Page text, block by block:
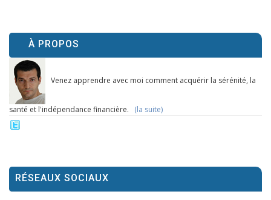
À PROPOS
Venez apprendre avec moi comment acquérir la sérénité, la
santé et l'indépendance financière. (la suite)
RÉSEAUX SOCIAUX